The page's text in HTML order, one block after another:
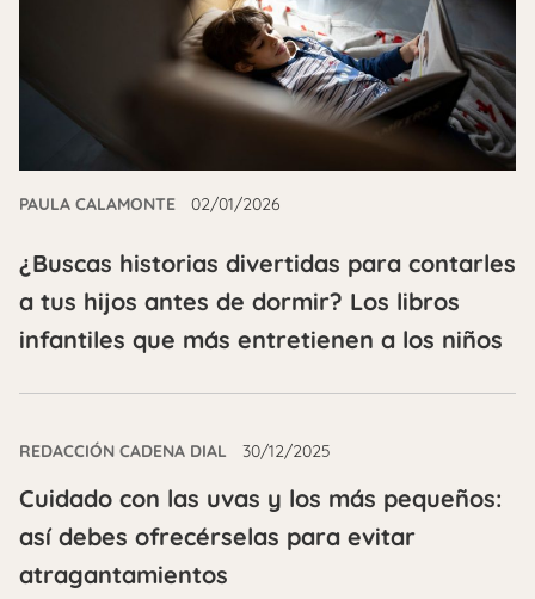
PAULA CALAMONTE 02/01/2026
¿Buscas historias divertidas para contarles
a tus hijos antes de dormir? Los libros
infantiles que más entretienen a los niños
REDACCIÓN CADENA DIAL 30/12/2025
Cuidado con las uvas y los más pequeños:
así debes ofrecérselas para evitar
atragantamientos